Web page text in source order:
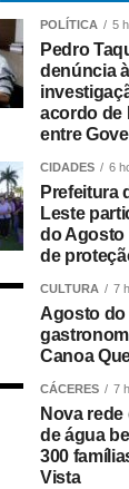
POLÍTICA 5
Pedro
denúncia
acordo de
entre
CIDADES 6
Prefeitura
Leste
do Agosto
de
CULTURA 7
Agosto do
Canoa
CÁCERES 7
Nova
de água
300
Vista